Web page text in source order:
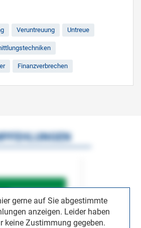
Veruntreuung Untreue
Finanzverbrechen
gerne auf Sie abgestimmte
anzeigen. Leider haben
keine Zustimmung gegeben.